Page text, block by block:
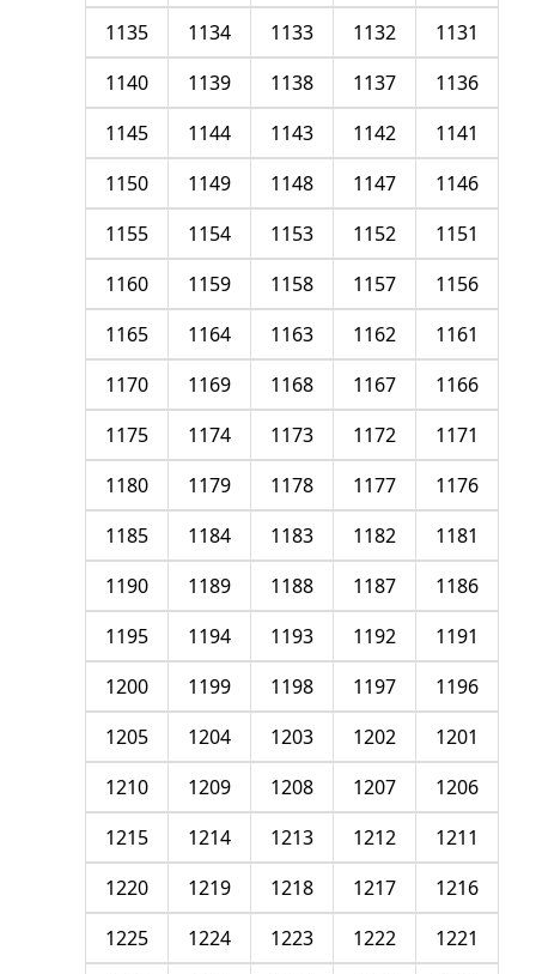
1131
1132
1133
1134
1135
1136
1137
1138
1139
1140
1141
1142
1143
1144
1145
1146
1147
1148
1149
1150
1151
1152
1153
1154
1155
1156
1157
1158
1159
1160
1161
1162
1163
1164
1165
1166
1167
1168
1169
1170
1171
1172
1173
1174
1175
1176
1177
1178
1179
1180
1181
1182
1183
1184
1185
1186
1187
1188
1189
1190
1191
1192
1193
1194
1195
1196
1197
1198
1199
1200
1201
1202
1203
1204
1205
1206
1207
1208
1209
1210
1211
1212
1213
1214
1215
1216
1217
1218
1219
1220
1221
1222
1223
1224
1225